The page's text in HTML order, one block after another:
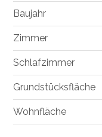
Baujahr
Zimmer
Schlafzimmer
Grundstücksfläche
Wohnfläche